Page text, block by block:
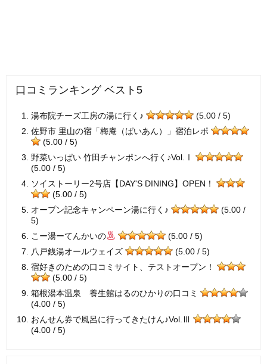
口コミランキング ベスト5
湯布院チーズ工房の湯に行く♪
(5.00 / 5)
佐野市 里山の宿「梅庵（ばいあん）」宿泊レポ
(5.00 / 5)
野菜いっぱい 竹田チャンポンへ行く♪Vol.Ⅰ
(5.00 / 5)
ソイストーリー2号店【DAY'S DINING】OPEN！
(5.00 / 5)
オープン記念キャンペーン湯に行く♪
(5.00 /
5)
こー湯ーてんかいの
(5.00 / 5)
八戸銭湯オールウェイズ
(5.00 / 5)
宿好きのための口コミサイト、テストオープン！
(5.00 / 5)
箱根湯本温泉 養生館はるのひかりの口コミ
(4.00 / 5)
おんせん券で風呂に行ってきたけん♪Vol.Ⅲ
(4.00 / 5)